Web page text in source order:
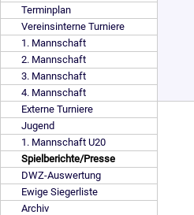
Terminplan
Vereinsinterne Turniere
1. Mannschaft
2. Mannschaft
3. Mannschaft
4. Mannschaft
Externe Turniere
Jugend
1. Mannschaft U20
Spielberichte/Presse
DWZ-Auswertung
Ewige Siegerliste
Archiv